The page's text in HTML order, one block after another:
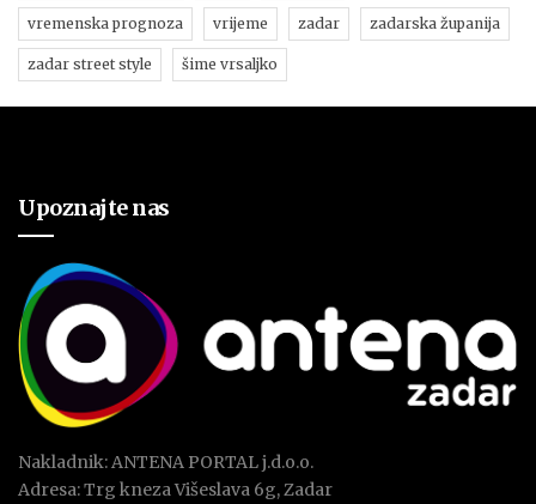
vremenska prognoza vrijeme zadar zadarska županija
zadar street style šime vrsaljko
Upoznajte nas
Nakladnik: ANTENA PORTAL j.d.o.o.
Adresa: Trg kneza Višeslava 6g, Zadar